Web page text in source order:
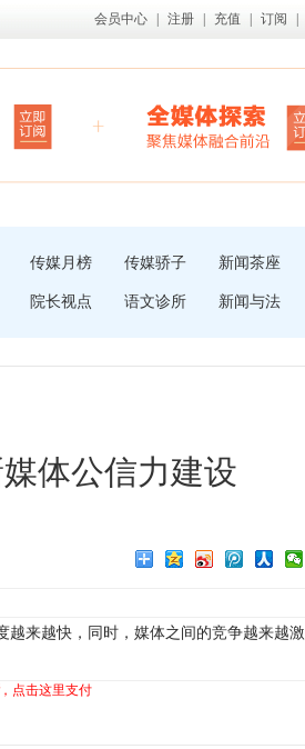
会员中心 注册 充值 订阅
传媒月榜 传媒骄子 新闻茶座
院长视点 语文诊所 新闻与法
体公信力建设
来越快，同时，媒体之间的竞争越来越激
点击这里支付